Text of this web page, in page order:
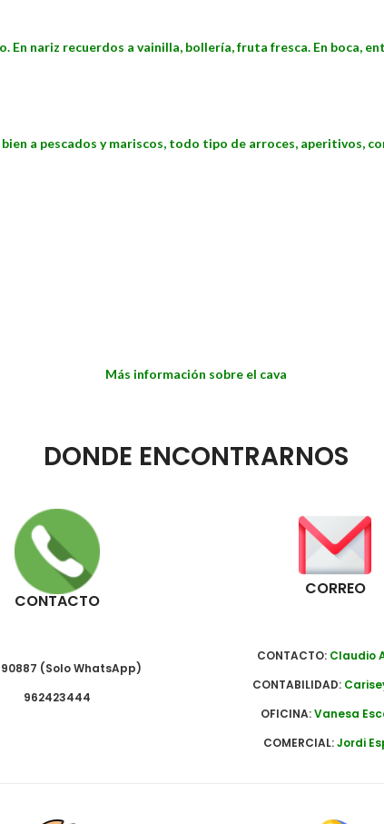
En nariz recuerdos a vainilla, bollería, fruta fresca. En boca,
a pescados y mariscos, todo tipo de arroces, aperitivos,
Más información sobre el cava
DONDE ENCONTRARNOS
CONTACTO
(Solo WhatsApp)
962423444
CORREO
CONTACTO: Claudio
CONTABILIDAD:
OFICINA:Vanesa
COMERCIAL:Jordi